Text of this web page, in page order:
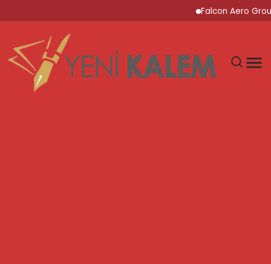
Falcon Aero Group,